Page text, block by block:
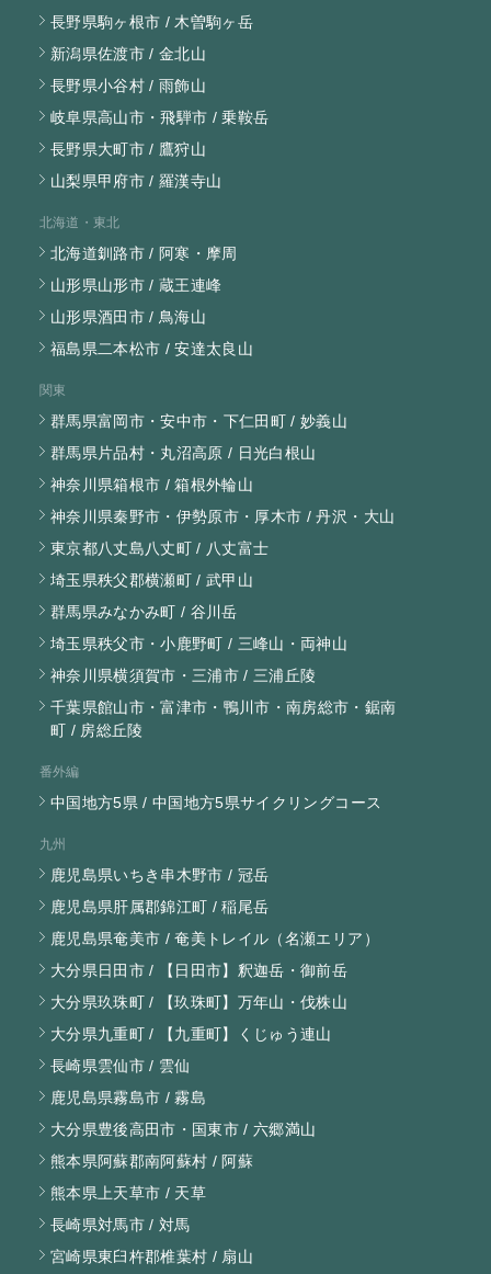
長野県駒ヶ根市 / 木曽駒ヶ岳
新潟県佐渡市 / 金北山
長野県小谷村 / 雨飾山
岐阜県高山市・飛騨市 / 乗鞍岳
長野県大町市 / 鷹狩山
山梨県甲府市 / 羅漢寺山
北海道・東北
北海道釧路市 / 阿寒・摩周
山形県山形市 / 蔵王連峰
山形県酒田市 / 鳥海山
福島県二本松市 / 安達太良山
関東
群馬県富岡市・安中市・下仁田町 / 妙義山
群馬県片品村・丸沼高原 / 日光白根山
神奈川県箱根市 / 箱根外輪山
神奈川県秦野市・伊勢原市・厚木市 / 丹沢・大山
東京都八丈島八丈町 / 八丈富士
埼玉県秩父郡横瀬町 / 武甲山
群馬県みなかみ町 / 谷川岳
埼玉県秩父市・小鹿野町 / 三峰山・両神山
神奈川県横須賀市・三浦市 / 三浦丘陵
千葉県館山市・富津市・鴨川市・南房総市・鋸南
町 / 房総丘陵
番外編
中国地方5県 / 中国地方5県サイクリングコース
九州
鹿児島県いちき串木野市 / 冠岳
鹿児島県肝属郡錦江町 / 稲尾岳
鹿児島県奄美市 / 奄美トレイル（名瀬エリア）
大分県日田市 / 【日田市】釈迦岳・御前岳
大分県玖珠町 / 【玖珠町】万年山・伐株山
大分県九重町 / 【九重町】くじゅう連山
長崎県雲仙市 / 雲仙
鹿児島県霧島市 / 霧島
大分県豊後高田市・国東市 / 六郷満山
熊本県阿蘇郡南阿蘇村 / 阿蘇
熊本県上天草市 / 天草
長崎県対馬市 / 対馬
宮崎県東臼杵郡椎葉村 / 扇山